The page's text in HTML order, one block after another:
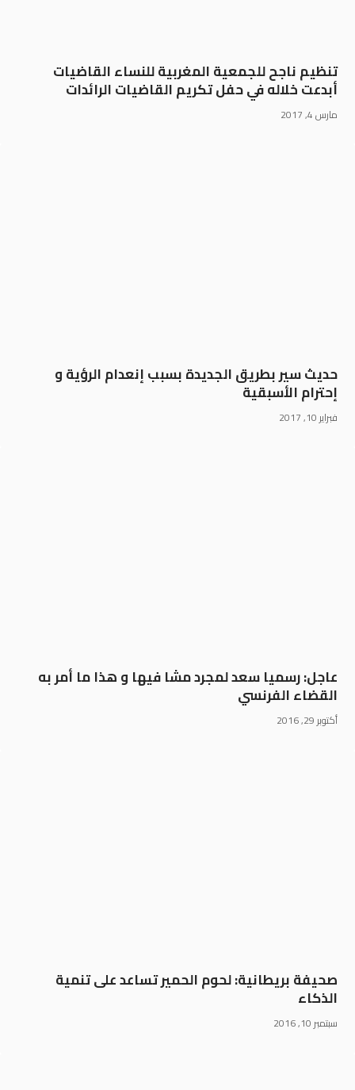
تنظيم ناجح للجمعية المغربية للنساء القاضيات
أبدعت خلاله في حفل تكريم القاضيات الرائدات
مارس 4, 2017
حديث سير بطريق الجديدة بسبب إنعدام الرؤية و
إحترام الأسبقية
فبراير 10, 2017
عاجل: رسميا سعد لمجرد مشا فيها و هذا ما أمر به
القضاء الفرنسي
أكتوبر 29, 2016
صحيفة بريطانية: لحوم الحمير تساعد على تنمية
الذكاء
سبتمبر 10, 2016